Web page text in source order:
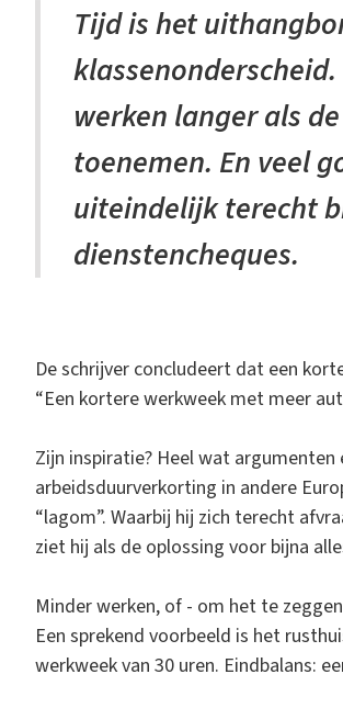
Tijd is het
werken langer als
toenemen. En veel
uiteindelijk terecht
dienstencheques.
De schrijver concludeert dat een
“Een kortere werkweek met meer
Zijn inspiratie? Heel wat
arbeidsduurverkorting in andere
“lagom”. Waarbij hij zich terecht
ziet hij als de oplossing voor bijna
Minder werken, of - om het te
Een sprekend voorbeeld is het
werkweek van 30 uren. Eindbalans: